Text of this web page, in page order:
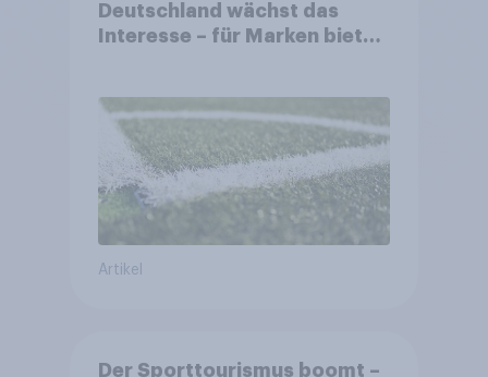
Deutschland wächst das
Interesse – für Marken bietet
Artikel
Der Sporttourismus boomt –